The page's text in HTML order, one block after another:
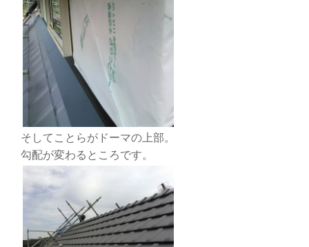
そしてことらがドーマの上部。
勾配が変わるところです。